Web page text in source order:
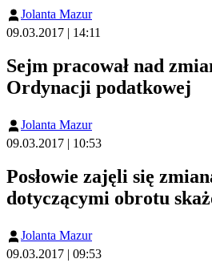
Jolanta Mazur
09.03.2017 | 14:11
Sejm pracował nad
Ordynacji podatkowej
Jolanta Mazur
09.03.2017 | 10:53
Posłowie zajęli się
dotyczącymi obrotu
Jolanta Mazur
09.03.2017 | 09:53